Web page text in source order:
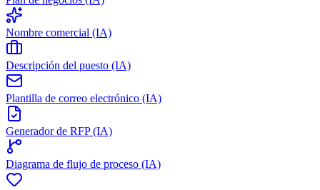
Nombre comercial (IA)
Descripción del puesto (IA)
Plantilla de correo electrónico (IA)
Generador de RFP (IA)
Diagrama de flujo de proceso (IA)